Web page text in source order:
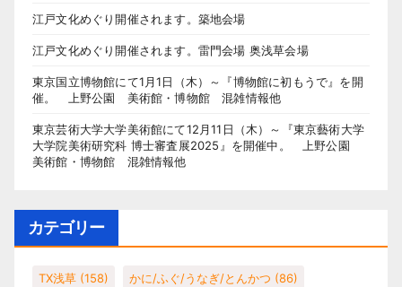
江戸文化めぐり開催されます。築地会場
江戸文化めぐり開催されます。雷門会場 奥浅草会場
東京国立博物館にて1月1日（木）～『博物館に初もうで』を開
催。 上野公園 美術館・博物館 混雑情報他
東京芸術大学大学美術館にて12月11日（木）～『東京藝術大学
大学院美術研究科 博士審査展2025』を開催中。 上野公園
美術館・博物館 混雑情報他
カテゴリー
TX浅草 (158) かに/ふぐ/うなぎ/とんかつ (86)